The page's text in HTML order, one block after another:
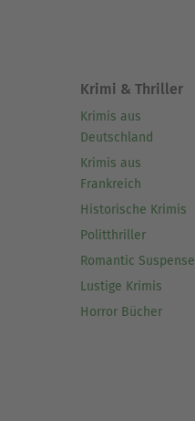
Krimi & Thriller
Krimis aus
Deutschland
Krimis aus
Frankreich
Historische Krimis
Politthriller
Romantic Suspense
Lustige Krimis
Horror Bücher